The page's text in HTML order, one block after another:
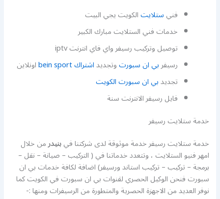
فنيستلايتالكويت يجي البيت
خدمات فني الستلايت مبارك الكبير
توصيل وتركيب رسيفر واي فاي انترنت iptv
رسيفربي ان سبورتوتجديداشتراك bein sport
اونلاين
تجديدبي ان سبورت الكويت
فايل رسيفر الانترنت سنة
خدمة ستلايت رسيفر
خدمة ستلايت رسيفر خدمة موثوقة لدى شركتنا فيبنيدرمن خلال
امهر فنيو الستلايت ، وتتعدد خدماتنا في ( التركيب – صيانة – نقل –
برمجة – تركيب – تركيب استاند ورسيفر) اضافة لكافة خدمات بي ان
سبورت فنحن الوكيل الحصري لقنوات بي ان سبورت في الكويت كما
نوفر العديد من الاجهزة الحصرية والمتطورة من الرسيفرات ومنها :-